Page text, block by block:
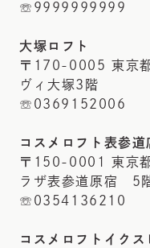
☏9999999999
大塚ロフト
〒170-0005 東京
ヴィ大塚3階
☏0369152006
コスメロフト表参道
〒150-0001 東京
ラザ表参道原宿 5
☏0354136210
コスメロフトイクス